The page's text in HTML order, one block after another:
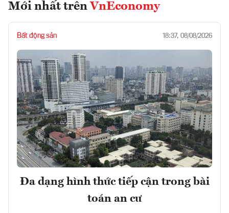
Mới nhất trên VnEconomy
Bất động sản 18:37, 08/08/2026
Đa dạng hình thức tiếp cận trong bài
toán an cư